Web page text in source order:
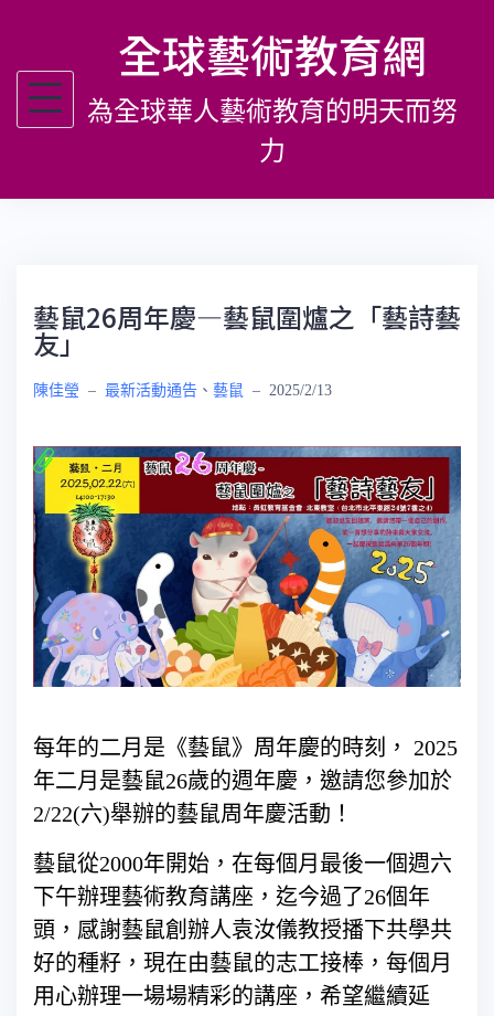
主
全球藝術教育網
為全球華人藝術教育的明天而努
力
藝鼠26周年慶—藝鼠圍爐之「藝詩藝
友」
陳佳瑩 – 最新活動通告 、 藝鼠 – 2025/2/13
每年的二月是《藝鼠》周年慶的時刻， 2025
年二月是藝鼠26歲的週年慶，邀請您參加於
2/22(六)舉辦的藝鼠周年慶活動！
藝鼠從2000年開始，在每個月最後一個週六
下午辦理藝術教育講座，迄今過了26個年
頭，感謝藝鼠創辦人袁汝儀教授播下共學共
好的種籽，現在由藝鼠的志工接棒，每個月
用心辦理一場場精彩的講座，希望繼續延